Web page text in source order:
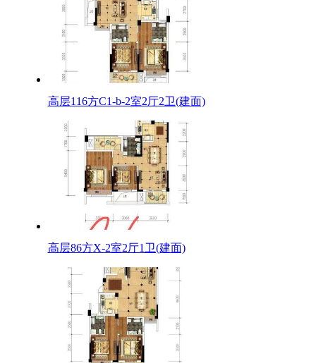
高层116方C1-b-2室2厅2卫(建面)
高层86方X-2室2厅1卫(建面)